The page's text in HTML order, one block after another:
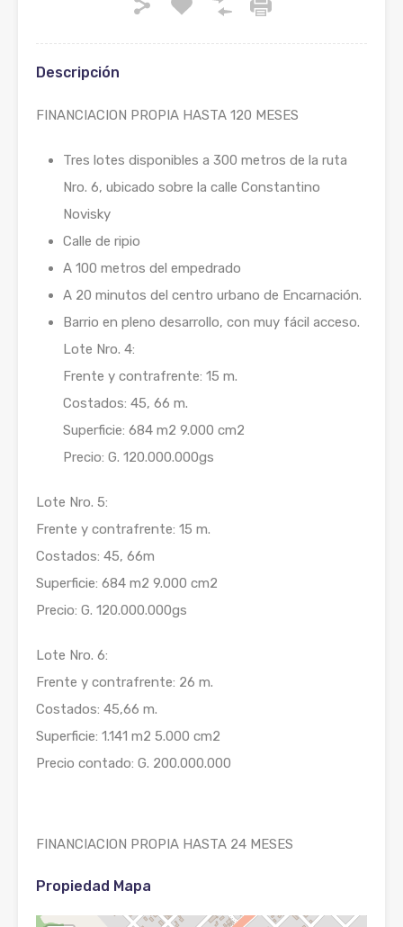
Descripción
FINANCIACION PROPIA HASTA 120 MESES
Tres lotes disponibles a 300 metros de la ruta
Nro. 6, ubicado sobre la calle Constantino
Novisky
Calle de ripio
A 100 metros del empedrado
A 20 minutos del centro urbano de Encarnación.
Barrio en pleno desarrollo, con muy fácil acceso.
Lote Nro. 4:
Frente y contrafrente: 15 m.
Costados: 45, 66 m.
Superficie: 684 m2 9.000 cm2
Precio: G. 120.000.000gs
Lote Nro. 5:
Frente y contrafrente: 15 m.
Costados: 45, 66m
Superficie: 684 m2 9.000 cm2
Precio: G. 120.000.000gs
Lote Nro. 6:
Frente y contrafrente: 26 m.
Costados: 45,66 m.
Superficie: 1.141 m2 5.000 cm2
Precio contado: G. 200.000.000
FINANCIACION PROPIA HASTA 24 MESES
Propiedad Mapa